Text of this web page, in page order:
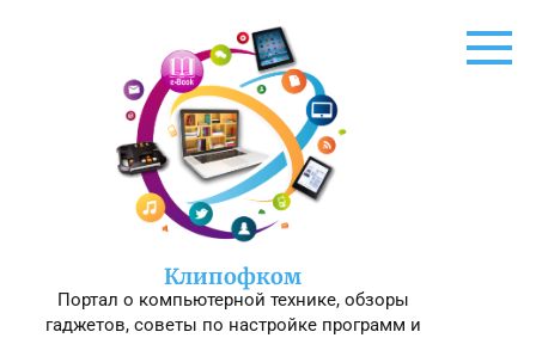
Клипофком
Портал о компьютерной технике, обзоры
гаджетов, советы по настройке программ и